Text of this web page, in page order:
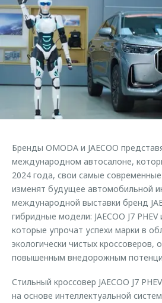
Страхование
Кредитный калькулятор
Аксессуары
Одежда и сувениры
Оригинальные аксессуары
Запчасти
Калькулятор трейд-ин
Руководства по эксплуатации
Клиентская поддержка
O&J Автоклуб
Клуб владельцев OMODA
Приложение O&J
Аксессуары
Оригинальные аксессуары
Запчасти
Обратная связь
Бренды OMODA и JAECOO
международном автосалоне,
2024 года, свои самые
изменят будущее автомобильной
международной выставки бренд
гибридные модели: JAECOO J7 PHEV
которые упрочат успехи марки в
экологически чистых
повышенным внедорожным
Стильный кроссовер JAECOO J7
на основе интеллектуальной